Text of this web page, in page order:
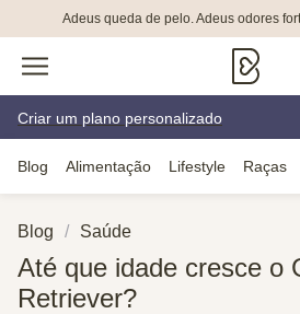
Adeus queda de pelo. Adeus odores
Criar um plano personalizado
Blog Alimentação Lifestyle Raças
Blog Saúde
Até que idade cresce o
Retriever?